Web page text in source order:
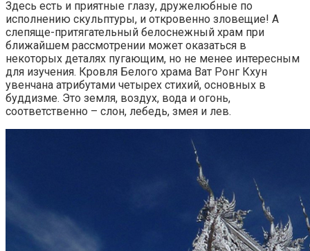
Здесь есть и приятные глазу, дружелюбные по
исполнению скульптуры, и откровенно зловещие! А
слепяще-притягательный белоснежный храм при
ближайшем рассмотрении может оказаться в
некоторых деталях пугающим, но не менее интересным
для изучения. Кровля Белого храма Ват Ронг Кхун
увенчана атрибутами четырех стихий, основных в
буддизме. Это земля, воздух, вода и огонь,
соответственно – слон, лебедь, змея и лев.